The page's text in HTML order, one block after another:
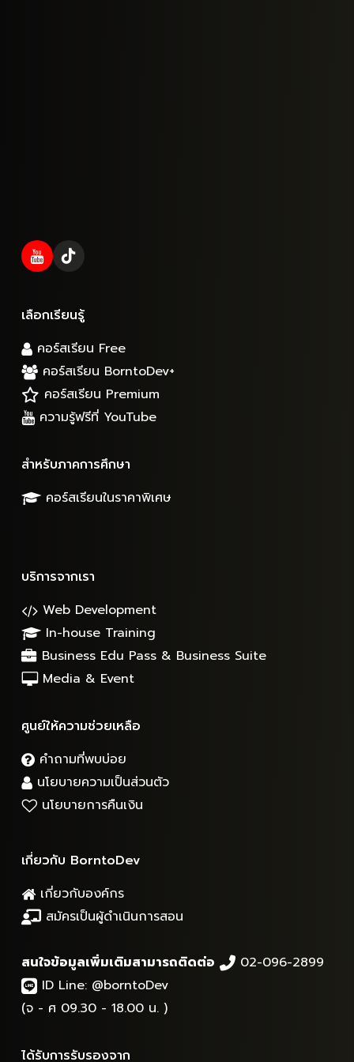
เลือกเรียนรู้
คอร์สเรียน Free
คอร์สเรียน BorntoDev+
คอร์สเรียน Premium
ความรู้ฟรีที่ YouTube
สำหรับภาคการศึกษา
คอร์สเรียนในราคาพิเศษ
บริการจากเรา
Web Development
In-house Training
Business Edu Pass & Business Suite
Media & Event
ศูนย์ให้ความช่วยเหลือ
คำถามที่พบบ่อย
นโยบายความเป็นส่วนตัว
นโยบายการคืนเงิน
เกี่ยวกับ BorntoDev
เกี่ยวกับองค์กร
สมัครเป็นผู้ดำเนินการสอน
สนใจข้อมูลเพิ่มเติมสามารถติดต่อ
02-096-2899
ID Line: @borntoDev
(จ - ศ 09.30 - 18.00 น. )
ได้รับการรับรองจาก